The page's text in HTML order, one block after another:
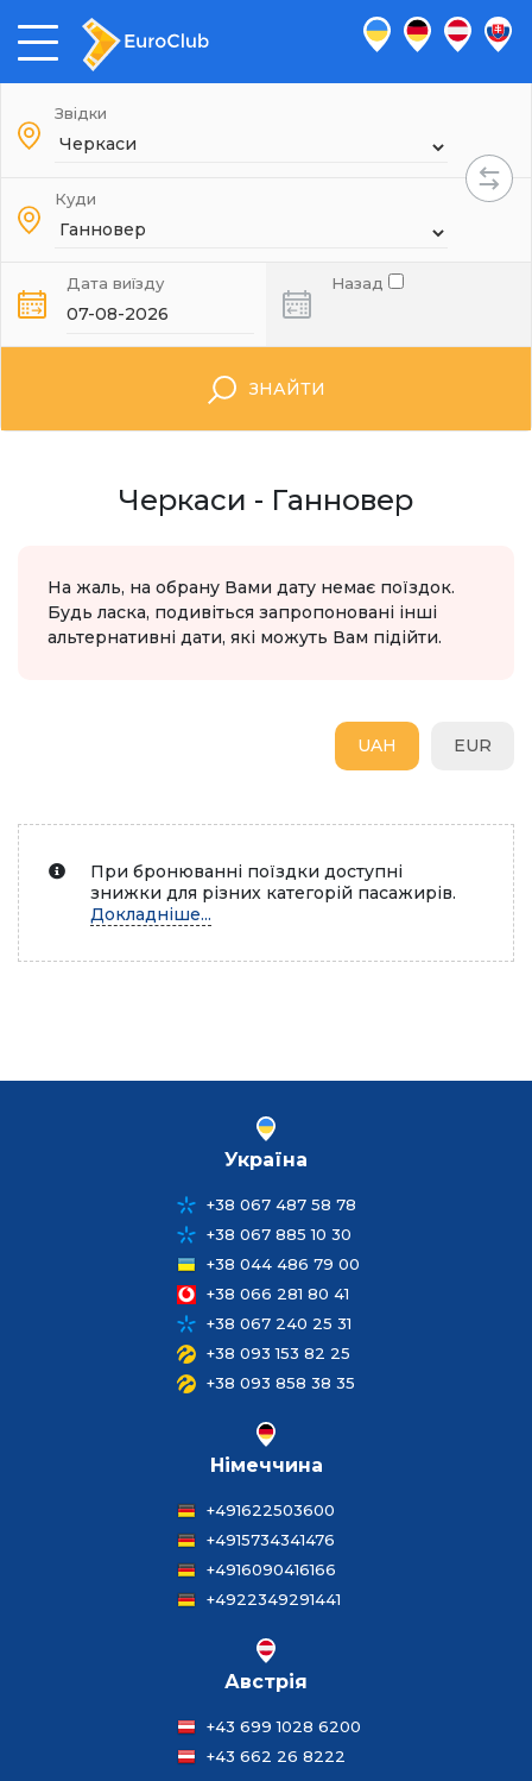
Звідки
Куди
Дата виїзду Назад
ЗНАЙТИ
Черкаси - Ганновер
На жаль, на обрану Вами дату немає поїздок.
Будь ласка, подивіться запропоновані інші
альтернативні дати, які можуть Вам підійти.
EUR
UAH
При бронюванні поїздки доступні
знижки для різних категорій пасажирів.
Докладніше...
Україна
+38 067 487 58 78
+38 067 885 10 30
+38 044 486 79 00
+38 066 281 80 41
+38 067 240 25 31
+38 093 153 82 25
+38 093 858 38 35
Німеччина
+491622503600
+4915734341476
+4916090416166
+4922349291441
Австрія
+43 699 1028 6200
+43 662 26 8222